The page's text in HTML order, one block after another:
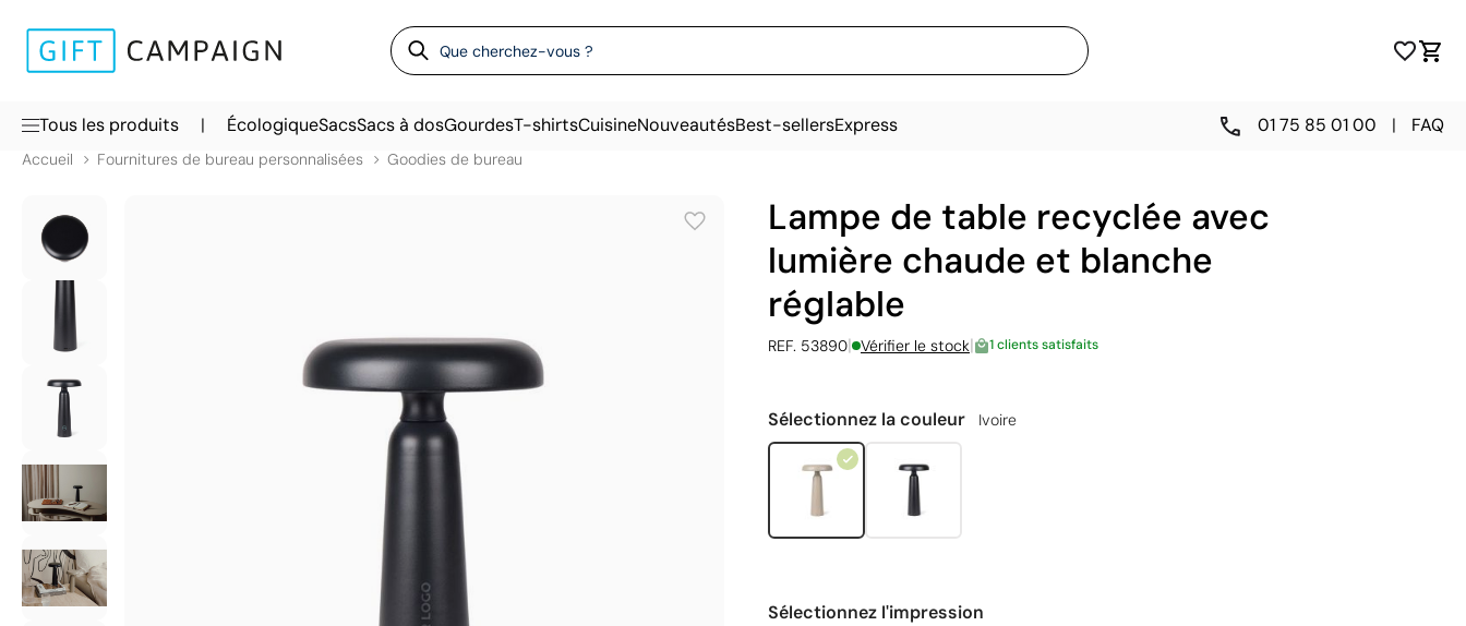
Tous les produits | ÉcologiqueSacsSacs à dosGourdesT-shirtsCuisineNouveautésBest-sellersExpress 01 75 85 01 00 | FAQ
Accueil Fournitures de bureau personnalisées Goodies de bureau
Lampe de table recyclée avec
lumière chaude et blanche
réglable
REF. 53890| Vérifier le stock| 1 clients satisfaits
Sélectionnez la couleur Ivoire
Sélectionnez l'impression